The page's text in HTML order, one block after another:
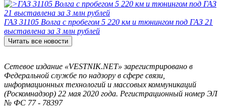
ГАЗ 31105 Волга с пробегом 5 220 км и тюнингом под ГАЗ 21
выставлена за 3 млн рублей
Читать все новости
Сетевое издание «VESTNIK.NET» зарегистрировано в
Федеральной службе по надзору в сфере связи,
информационных технологий и массовых коммуникаций
(Роскомнадзор) 22 мая 2020 года. Регистрационный номер ЭЛ
№ ФС 77 - 78397